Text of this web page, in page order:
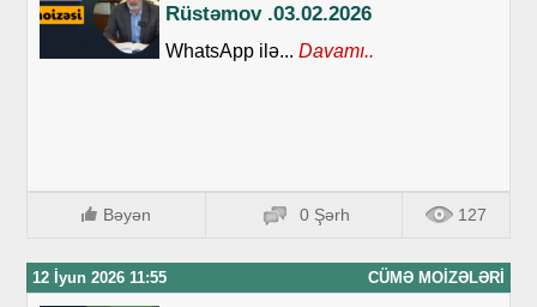
Rüstəmov .03.02.2026
WhatsApp ilə... Davamı..
Bəyən 0 Şərh 127
12 İyun 2026 11:55 CÜMƏ MOIZƏLƏRI